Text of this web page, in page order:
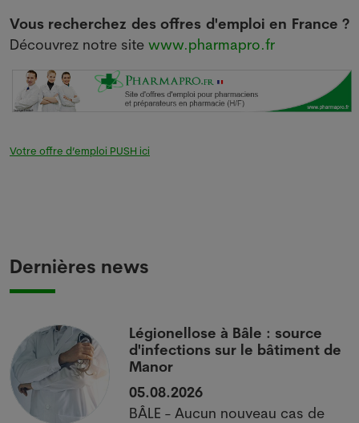
Vous recherchez des offres d'emploi en France ?
Découvrez notre site www.pharmapro.fr
Votre offre d’emploi PUSH ici
Dernières news
Légionellose à Bâle : source
d'infections sur le bâtiment de
Manor
05.08.2026
BÂLE - Aucun nouveau cas de